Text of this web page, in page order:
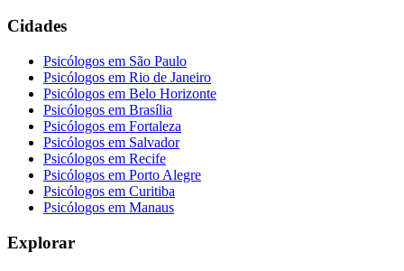
Cidades
Psicólogos em São Paulo
Psicólogos em Rio de Janeiro
Psicólogos em Belo Horizonte
Psicólogos em Brasília
Psicólogos em Fortaleza
Psicólogos em Salvador
Psicólogos em Recife
Psicólogos em Porto Alegre
Psicólogos em Curitiba
Psicólogos em Manaus
Explorar